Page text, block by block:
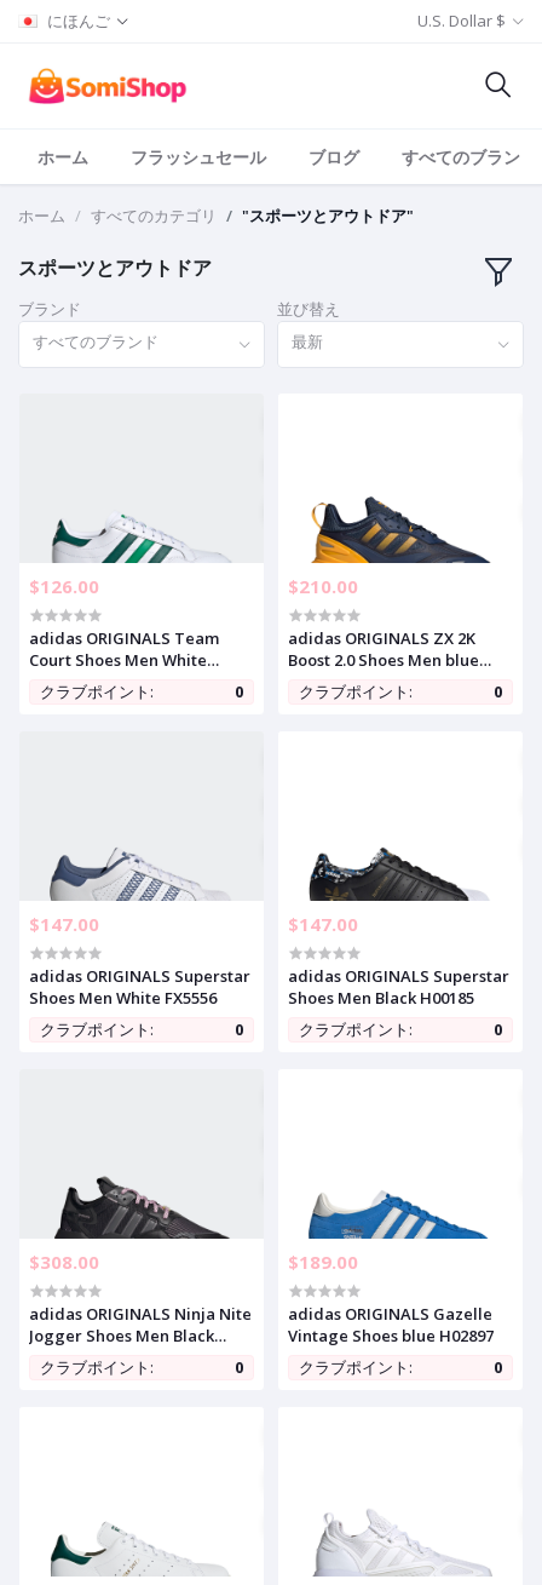
にほんご U.S. Dollar $
ホーム フラッシュセール ブログ すべてのブランド
ホーム すべてのカテゴリ "スポーツとアウトドア"
スポーツとアウトドア
ブランド
すべてのブランド
並び替え
最新
$126.00
adidas ORIGINALS Team
Court Shoes Men White
FW5067
クラブポイント: 0
$210.00
adidas ORIGINALS ZX 2K
Boost 2.0 Shoes Men blue
GZ7733
クラブポイント: 0
$147.00
adidas ORIGINALS Superstar
Shoes Men White FX5556
クラブポイント:
0
$147.00
adidas ORIGINALS Superstar
Shoes Men Black H00185
クラブポイント:
0
$308.00
adidas ORIGINALS Ninja Nite
Jogger Shoes Men Black
Q47198
クラブポイント: 0
$189.00
adidas ORIGINALS Gazelle
Vintage Shoes blue H02897
クラブポイント:
0